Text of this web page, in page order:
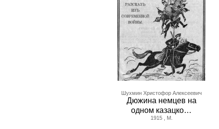
Шухмин Христофор Алексеевич
Дюжина немцев на
одном казацко…
1915 , М.